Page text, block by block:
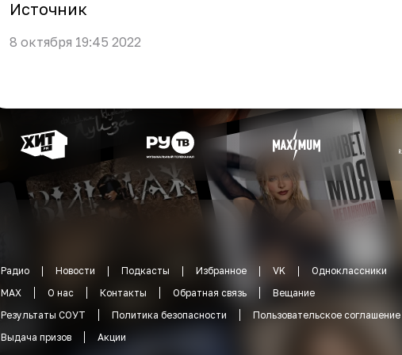
Источник
8 октября 19:45 2022
Радио Новости Подкасты Избранное VK
Одноклассники
MAX
О нас Контакты Обратная связь
Вещание
Результаты СОУТ
Политика безопасности
Пользовательское соглашение
Выдача призов
Акции